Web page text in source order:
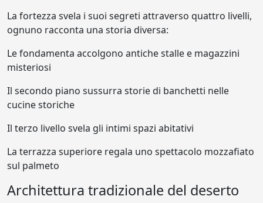
La fortezza svela i suoi segreti attraverso quattro livelli,
ognuno racconta una storia diversa:
Le fondamenta accolgono antiche stalle e magazzini
misteriosi
Il secondo piano sussurra storie di banchetti nelle
cucine storiche
Il terzo livello svela gli intimi spazi abitativi
La terrazza superiore regala uno spettacolo mozzafiato
sul palmeto
Architettura tradizionale del deserto